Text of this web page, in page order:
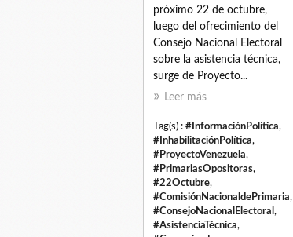
próximo 22 de octubre,
luego del ofrecimiento del
Consejo Nacional Electoral
sobre la asistencia técnica,
surge de Proyecto...
Leer más
Tag(s) : #InformaciónPolítica,
#InhabilitaciónPolítica,
#ProyectoVenezuela,
#PrimariasOpositoras,
#22Octubre,
#ComisiónNacionaldePrimaria,
#ConsejoNacionalElectoral ,
#AsistenciaTécnica,